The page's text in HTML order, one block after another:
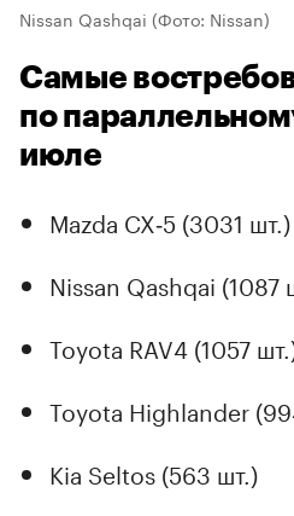
Nissan Qashqai (Фото: Nissan)
Самые
по
июле
Mazda CX‑5 (3031 шт.)
Nissan Qashqai (1087
Toyota RAV4 (1057
Toyota Highlander
Kia Seltos (563 шт.)